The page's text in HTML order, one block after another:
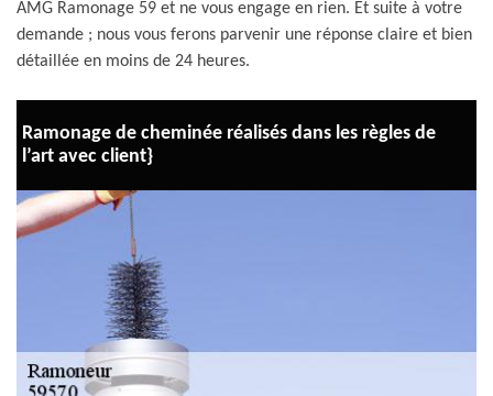
AMG Ramonage 59 et ne vous engage en rien. Et suite à votre
demande ; nous vous ferons parvenir une réponse claire et bien
détaillée en moins de 24 heures.
Ramonage de cheminée réalisés dans les règles de
l’art avec client}